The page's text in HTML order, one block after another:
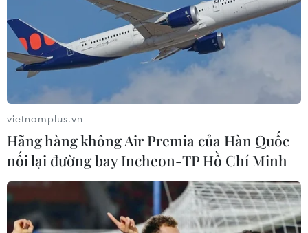
vietnamplus.vn
Hãng hàng không Air Premia của Hàn Quốc
nối lại đường bay Incheon-TP Hồ Chí Minh